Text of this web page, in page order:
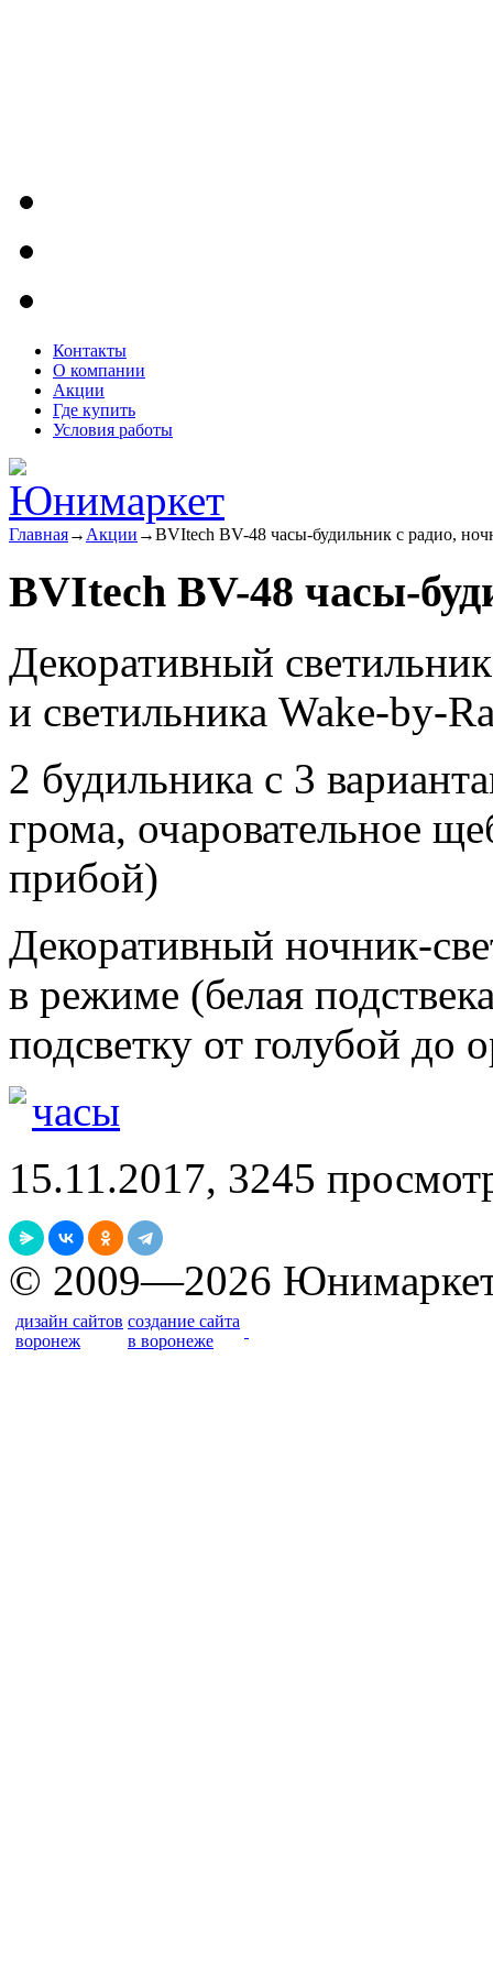
Контакты
О компании
Акции
Где купить
Условия работы
Главная→ Акции →BVItech BV-48 часы-будильник с радио,
BVItech BV-48 часы-
Декоративный
и светильника Wake-by-
2 будильника с 3
грома, очаровательное
прибой)
Декоративный ночник-
в режиме (белая
подсветку от голубой до
часы
15.11.2017, 3245
© 2009—2026
дизайн сайтов
воронеж
создание сайта
в воронеже